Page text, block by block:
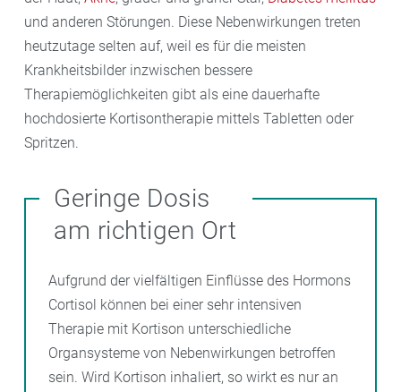
Ein Notfallspray mit den bronchienerweiternden
Wirkstoffen wie Salbutamol oder Fenoterol, das in der
Regel nur bei akuter Atemnot eingesetzt wird, hat
meist die FarbeBlau.
und anderen Störungen. Diese Nebenwirkungen treten
heutzutage selten auf, weil es für die meisten
Krankheitsbilder inzwischen bessere
Therapiemöglichkeiten gibt als eine dauerhafte
hochdosierte Kortisontherapie mittels Tabletten oder
Spritzen.
Geringe Dosis
am richtigen Ort
Aufgrund der vielfältigen Einflüsse des Hormons
Cortisol können bei einer sehr intensiven
Therapie mit Kortison unterschiedliche
Organsysteme von Nebenwirkungen betroffen
sein. Wird Kortison inhaliert, so wirkt es nur an